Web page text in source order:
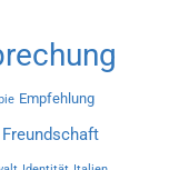
Empfehlung
Freundschaft